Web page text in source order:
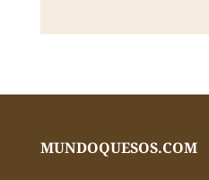
MUNDOQUESOS.COM